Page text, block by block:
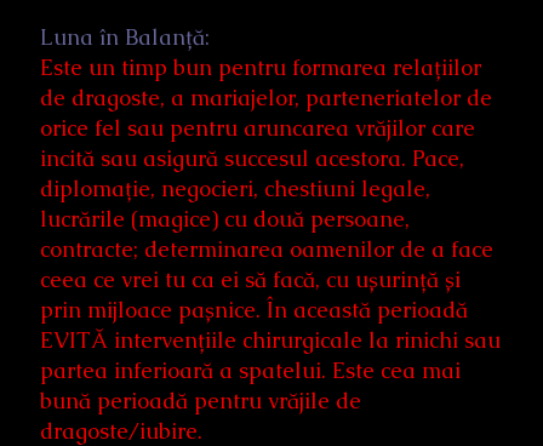
Luna în Balanță:
Este un timp bun pentru formarea relațiilor
de dragoste, a mariajelor, parteneriatelor de
orice fel sau pentru aruncarea vrăjilor care
incită sau asigură succesul acestora. Pace,
diplomație, negocieri, chestiuni legale,
lucrările (magice) cu două persoane,
contracte; determinarea oamenilor de a face
ceea ce vrei tu ca ei să facă, cu ușurință și
prin mijloace pașnice. În această perioadă
EVITĂ intervențiile chirurgicale la rinichi sau
partea inferioară a spatelui. Este cea mai
bună perioadă pentru vrăjile de
dragoste/iubire.